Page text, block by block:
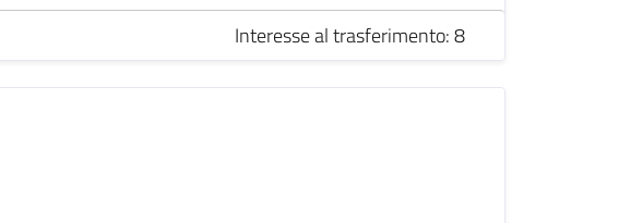
Interesse al trasferimento: 8